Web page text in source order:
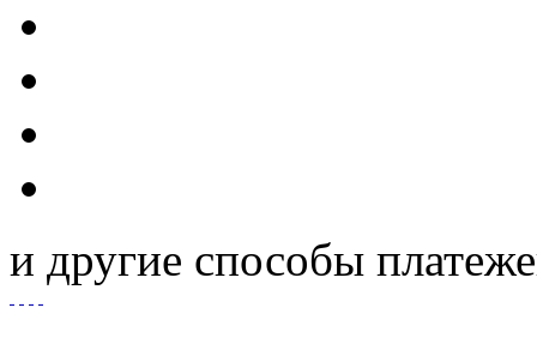
и другие способы